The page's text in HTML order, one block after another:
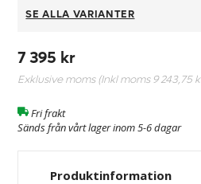
SE ALLA VARIANTER
7 395 kr
Exklusive moms (Inkl moms9 243,75
Fri frakt
Sänds från vårt lager inom 5-6 dagar
Produktinformation